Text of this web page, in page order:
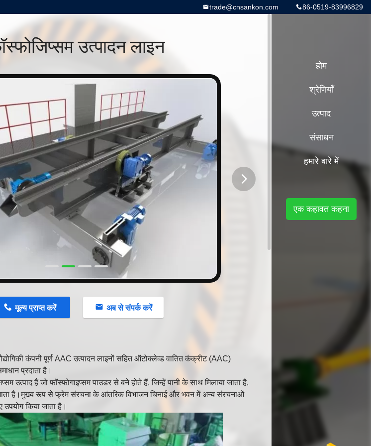
86-0519-83996829
trade@cnsankon.com
उत्पादन लाइन
मूल्य प्राप्त करें अब से संपर्क करें
कंपनी पूर्ण AAC उत्पादन लाइनों सहित ऑटोक्लेव्ड वातित कंक्रीट (AAC)
प्रदाता है।
उत्पाद हैं जो फॉस्फोगाइप्सम पाउडर से बने होते हैं, जिन्हें पानी के साथ मिलाया जाता है,
है।मुख्य रूप से फ्रेम संरचना के आंतरिक विभाजन चिनाई और भवन में अन्य संरचनाओं
किया जाता है।
होम
श्रेणियाँ
उत्पाद
संसाधन
हमारे बारे में
एक कहावत कहना